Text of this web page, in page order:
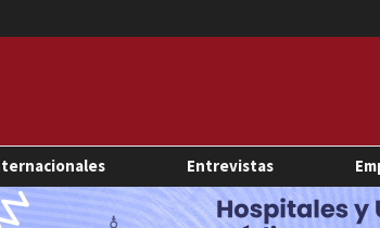
Entrevistas